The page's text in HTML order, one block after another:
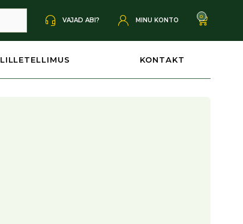
VAJAD ABI? 0
MINU KONTO
LILLETELLIMUS KONTAKT